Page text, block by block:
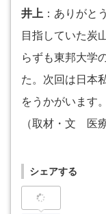
井上 ：ありがと
目指していた炭
らずも東邦大学
た。次回は日本
をうかがいます。
（取材・文 医
シェアする